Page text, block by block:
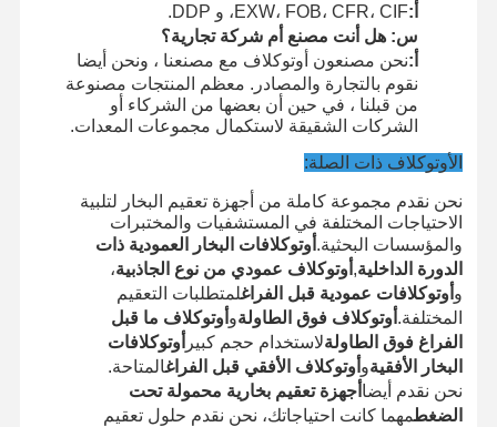
أ:EXW، FOB، CFR، CIF، و DDP.
س: هل أنت مصنع أم شركة تجارية؟
أ:نحن مصنعون أوتوكلاف مع مصنعنا ، ونحن أيضا
نقوم بالتجارة والمصادر. معظم المنتجات مصنوعة
من قبلنا ، في حين أن بعضها من الشركاء أو
الشركات الشقيقة لاستكمال مجموعات المعدات.
الأوتوكلاف ذات الصلة:
نحن نقدم مجموعة كاملة من أجهزة تعقيم البخار لتلبية
الاحتياجات المختلفة في المستشفيات والمختبرات
والمؤسسات البحثية. أوتوكلافات البخار العمودية ذات
الدورة الداخلية, أوتوكلاف عمودي من نوع الجاذبية،
و أوتوكلافات عمودية قبل الفراغلمتطلبات التعقيم
المختلفة. أوتوكلاف فوق الطاولةو أوتوكلاف ما قبل
الفراغ فوق الطاولةلاستخدام حجم كبير أوتوكلافات
البخار الأفقيةو أوتوكلاف الأفقي قبل الفراغالمتاحة.
نحن نقدم أيضا أجهزة تعقيم بخارية محمولة تحت
الضغطمهما كانت احتياجاتك، نحن نقدم حلول تعقيم